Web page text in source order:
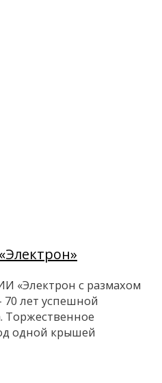
«Электрон с размахом
лет успешной
Торжественное
одной крышей